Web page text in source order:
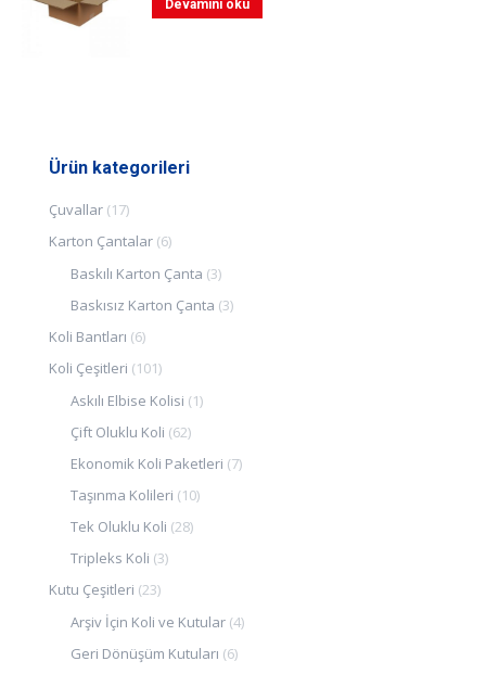
Devamını oku
Ürün kategorileri
Çuvallar (17)
Karton Çantalar (6)
Baskılı Karton Çanta (3)
Baskısız Karton Çanta (3)
Koli Bantları (6)
Koli Çeşitleri (101)
Askılı Elbise Kolisi (1)
Çift Oluklu Koli (62)
Ekonomik Koli Paketleri (7)
Taşınma Kolileri (10)
Tek Oluklu Koli (28)
Tripleks Koli (3)
Kutu Çeşitleri (23)
Arşiv İçin Koli ve Kutular (4)
Geri Dönüşüm Kutuları (6)